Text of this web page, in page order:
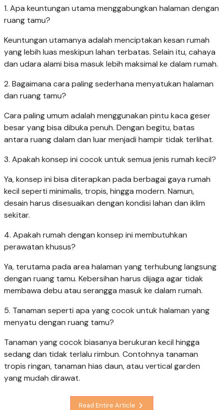
1. Apa keuntungan utama menggabungkan halaman dengan
ruang tamu?
Keuntungan utamanya adalah menciptakan kesan rumah
yang lebih luas meskipun lahan terbatas. Selain itu, cahaya
dan udara alami bisa masuk lebih maksimal ke dalam rumah.
2. Bagaimana cara paling sederhana menyatukan halaman
dan ruang tamu?
Cara paling umum adalah menggunakan pintu kaca geser
besar yang bisa dibuka penuh. Dengan begitu, batas
antara ruang dalam dan luar menjadi hampir tidak terlihat.
3. Apakah konsep ini cocok untuk semua jenis rumah kecil?
Ya, konsep ini bisa diterapkan pada berbagai gaya rumah
kecil seperti minimalis, tropis, hingga modern. Namun,
desain harus disesuaikan dengan kondisi lahan dan iklim
sekitar.
4. Apakah rumah dengan konsep ini membutuhkan
perawatan khusus?
Ya, terutama pada area halaman yang terhubung langsung
dengan ruang tamu. Kebersihan harus dijaga agar tidak
membawa debu atau serangga masuk ke dalam rumah.
5. Tanaman seperti apa yang cocok untuk halaman yang
menyatu dengan ruang tamu?
Tanaman yang cocok biasanya berukuran kecil hingga
sedang dan tidak terlalu rimbun. Contohnya tanaman
tropis ringan, tanaman hias daun, atau vertical garden
yang mudah dirawat.
Read Entire Article